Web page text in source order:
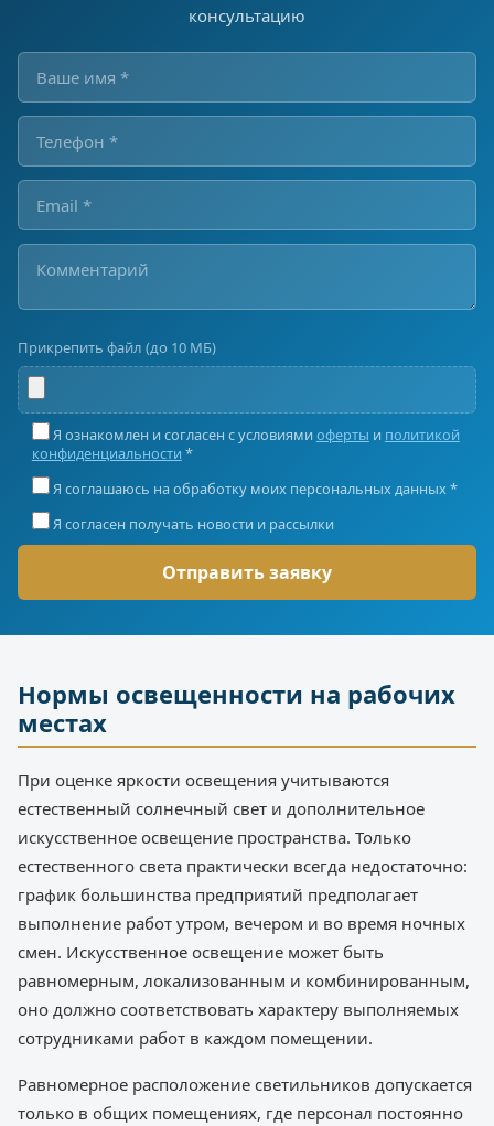
консультацию
Прикрепить файл (до 10 МБ)
Я ознакомлен и согласен с условиями оферты и политикой
конфиденциальности *
Я соглашаюсь на обработку моих персональных данных *
Я согласен получать новости и рассылки
Нормы освещенности на рабочих
местах
При оценке яркости освещения учитываются
естественный солнечный свет и дополнительное
искусственное освещение пространства. Только
естественного света практически всегда недостаточно:
график большинства предприятий предполагает
выполнение работ утром, вечером и во время ночных
смен. Искусственное освещение может быть
равномерным, локализованным и комбинированным,
оно должно соответствовать характеру выполняемых
сотрудниками работ в каждом помещении.
Равномерное расположение светильников допускается
только в общих помещениях, где персонал постоянно